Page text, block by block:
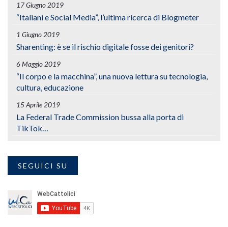
17 Giugno 2019
“Italiani e Social Media”, l’ultima ricerca di Blogmeter
1 Giugno 2019
Sharenting: è se il rischio digitale fosse dei genitori?
6 Maggio 2019
“Il corpo e la macchina”, una nuova lettura su tecnologia,
cultura, educazione
15 Aprile 2019
La Federal Trade Commission bussa alla porta di
TikTok…
SEGUICI SU